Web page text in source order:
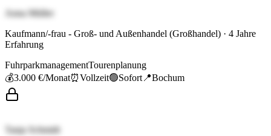
Anna Müller
Kaufmann/-frau - Groß- und Außenhandel (Großhandel) · 4 Jahre
Erfahrung
FuhrparkmanagementTourenplanung
💰3.000 €/Monat⏰Vollzeit🟢Sofort 📍Bochum
Tanja Schmidt